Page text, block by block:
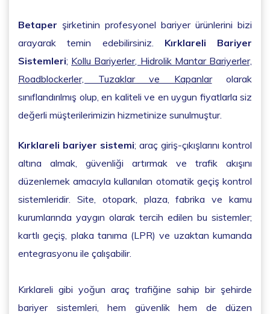
Betaper şirketinin profesyonel bariyer ürünlerini bizi
arayarak temin edebilirsiniz. Kırklareli Bariyer
Sistemleri; Kollu Bariyerler, Hidrolik Mantar Bariyerler,
Roadblockerler, Tuzaklar ve Kapanlarolarak
sınıflandırılmış olup, en kaliteli ve en uygun fiyatlarla siz
değerli müşterilerimizin hizmetinize sunulmuştur.
Kırklareli bariyer sistemi; araç giriş-çıkışlarını kontrol
altına almak, güvenliği artırmak ve trafik akışını
düzenlemek amacıyla kullanılan otomatik geçiş kontrol
sistemleridir. Site, otopark, plaza, fabrika ve kamu
kurumlarında yaygın olarak tercih edilen bu sistemler;
kartlı geçiş, plaka tanıma (LPR) ve uzaktan kumanda
entegrasyonu ile çalışabilir.
Kırklareli gibi yoğun araç trafiğine sahip bir şehirde
bariyer sistemleri, hem güvenlik hem de düzen